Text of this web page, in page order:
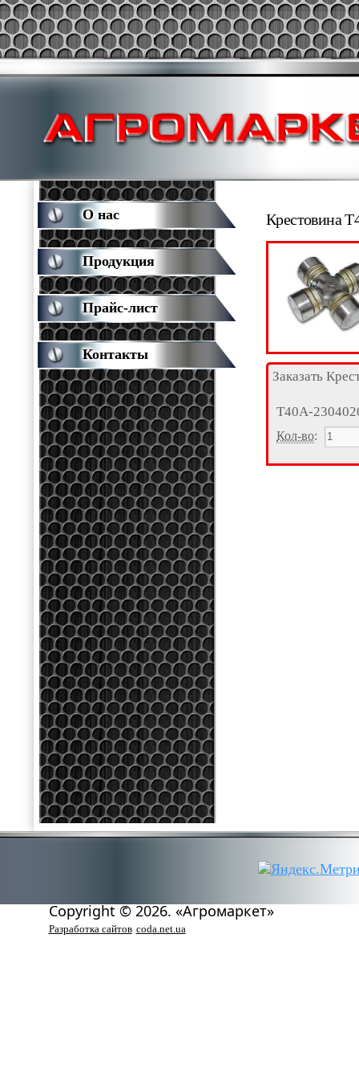
Крестовина
Заказать
Т40А-
Кол-во:
О нас
Продукция
Прайс-лист
Контакты
Copyright © 2026. «Агромаркет»
Разработка сайтов coda.net.ua